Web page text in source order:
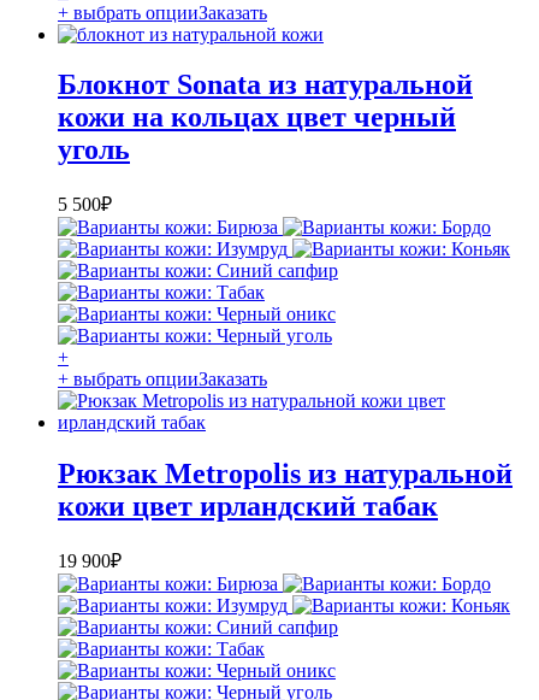
+ выбрать опцииЗаказать
Блокнот Sonata из натуральной
кожи на кольцах цвет черный
уголь
5 500₽
+
+ выбрать опцииЗаказать
Рюкзак Metropolis из натуральной
кожи цвет ирландский табак
19 900₽